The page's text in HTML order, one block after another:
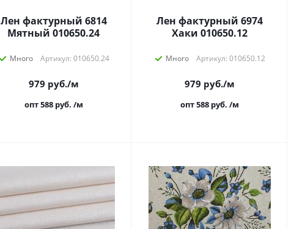
Лен фактурный 6814
Мятный 010650.24
Много Артикул: 010650.24
979 руб./м
опт 588 руб. /м
Лен фактурный 6974
Хаки 010650.12
Много Артикул: 010650.12
979 руб./м
опт 588 руб. /м